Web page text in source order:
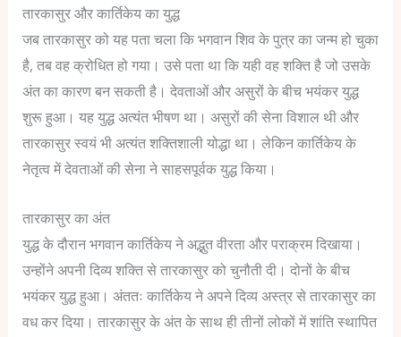
तारकासुर और कार्तिकेय का युद्ध
जब तारकासुर को यह पता चला कि भगवान शिव के पुत्र का जन्म हो चुका
है, तब वह क्रोधित हो गया। उसे पता था कि यही वह शक्ति है जो उसके
अंत का कारण बन सकती है। देवताओं और असुरों के बीच भयंकर युद्ध
शुरू हुआ। यह युद्ध अत्यंत भीषण था। असुरों की सेना विशाल थी और
तारकासुर स्वयं भी अत्यंत शक्तिशाली योद्धा था। लेकिन कार्तिकेय के
नेतृत्व में देवताओं की सेना ने साहसपूर्वक युद्ध किया।
तारकासुर का अंत
युद्ध के दौरान भगवान कार्तिकेय ने अद्भुत वीरता और पराक्रम दिखाया।
उन्होंने अपनी दिव्य शक्ति से तारकासुर को चुनौती दी। दोनों के बीच
भयंकर युद्ध हुआ। अंततः कार्तिकेय ने अपने दिव्य अस्त्र से तारकासुर का
वध कर दिया। तारकासुर के अंत के साथ ही तीनों लोकों में शांति स्थापित